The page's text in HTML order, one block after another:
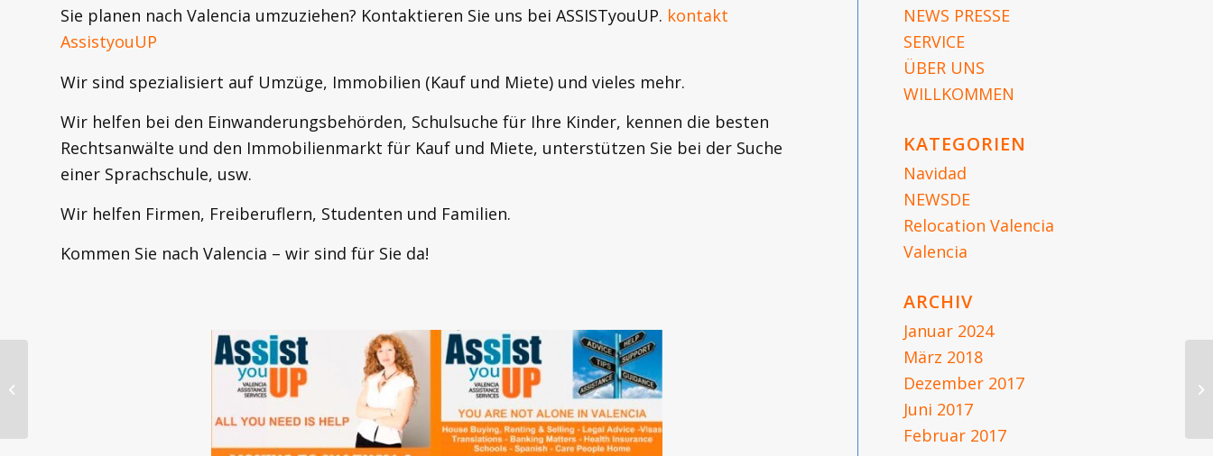
Sie planen nach Valencia umzuziehen? Kontaktieren Sie uns bei ASSISTyouUP. kontakt
AssistyouUP
Wir sind spezialisiert auf Umzüge, Immobilien (Kauf und Miete) und vieles mehr.
Wir helfen bei den Einwanderungsbehörden, Schulsuche für Ihre Kinder, kennen die besten
Rechtsanwälte und den Immobilienmarkt für Kauf und Miete, unterstützen Sie bei der Suche
einer Sprachschule, usw.
Wir helfen Firmen, Freiberuflern, Studenten und Familien.
Kommen Sie nach Valencia – wir sind für Sie da!
NEWS PRESSE
SERVICE
ÜBER UNS
WILLKOMMEN
KATEGORIEN
Navidad
NEWSDE
Relocation Valencia
Valencia
ARCHIV
Januar 2024
März 2018
Dezember 2017
Juni 2017
Februar 2017